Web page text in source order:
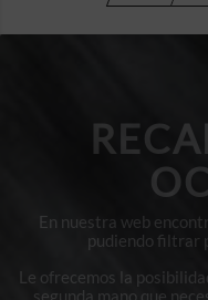
En nuestra web
pudiendo filtrar
Le ofrecemos la
segunda mano que